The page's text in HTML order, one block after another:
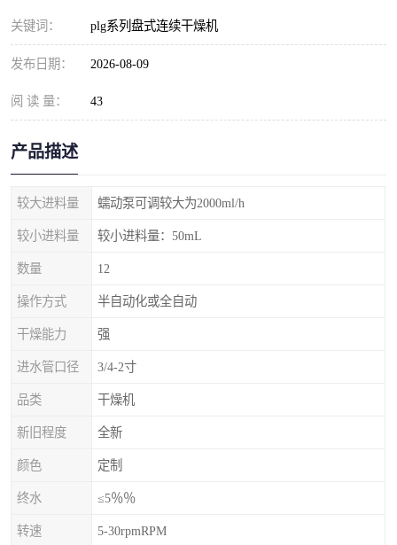
关键词： plg系列盘式连续干燥机
发布日期： 2026-08-09
阅 读 量： 43
产品描述
较大进料量 蠕动泵可调较大为2000ml/h
较小进料量 较小进料量：50mL
数量 12
操作方式 半自动化或全自动
干燥能力 强
进水管口径 3/4-2寸
品类 干燥机
新旧程度 全新
颜色 定制
终水 ≤5％％
转速 5-30rpmRPM